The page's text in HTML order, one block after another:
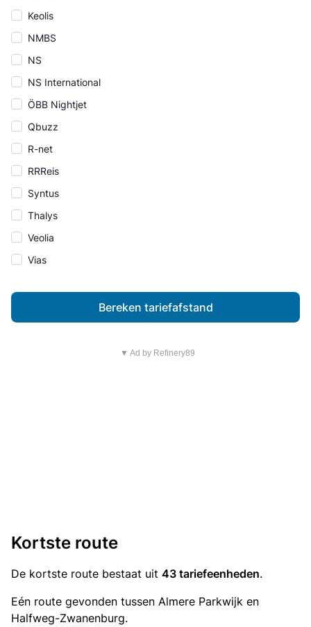
Keolis
NMBS
NS
NS International
ÖBB Nightjet
Qbuzz
R-net
RRReis
Syntus
Thalys
Veolia
Vias
Bereken tariefafstand
▼ Ad by Refinery89
Kortste route
De kortste route bestaat uit 43 tariefeenheden.
Eén route gevonden tussen Almere Parkwijk en
Halfweg-Zwanenburg.